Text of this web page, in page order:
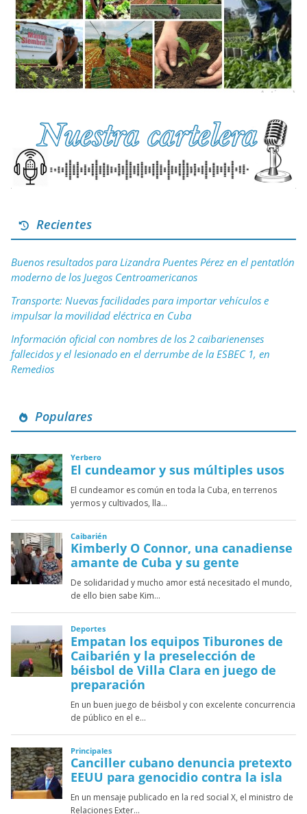
Recientes
Buenos resultados para Lizandra Puentes Pérez en el pentatlón
moderno de los Juegos Centroamericanos
Transporte: Nuevas facilidades para importar vehículos e
impulsar la movilidad eléctrica en Cuba
Información oficial con nombres de los 2 caibarienenses
fallecidos y el lesionado en el derrumbe de la ESBEC 1, en
Remedios
Populares